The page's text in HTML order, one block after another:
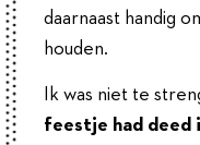
daarnaast handig
houden.
Ik was niet te
feestje had deed